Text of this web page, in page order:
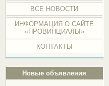
ВСЕ НОВОСТИ
ИНФОРМАЦИЯ О САЙТЕ
«ПРОВИНЦИАЛЫ»
КОНТАКТЫ
Новые объявления